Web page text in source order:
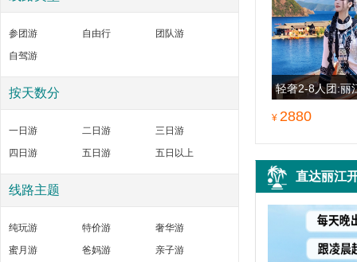
参团游 自由行
团队游
自驾游
按天数分
一日游 二日游
三日游
四日游
五日游 五日以上
线路主题
纯玩游 特价游
奢华游
蜜月游
爸妈游
亲子游
全国双飞云南昆明大理丽江香格里拉泸沽湖
望，云南确
获得¥0
4飞云南昆明大理丽江西双版纳8日游
全的，云南
4飞云南昆明大理丽江香格里拉泸沽湖西双
获得¥0
轻奢2-8人团:丽
¥ 2880
直达丽江